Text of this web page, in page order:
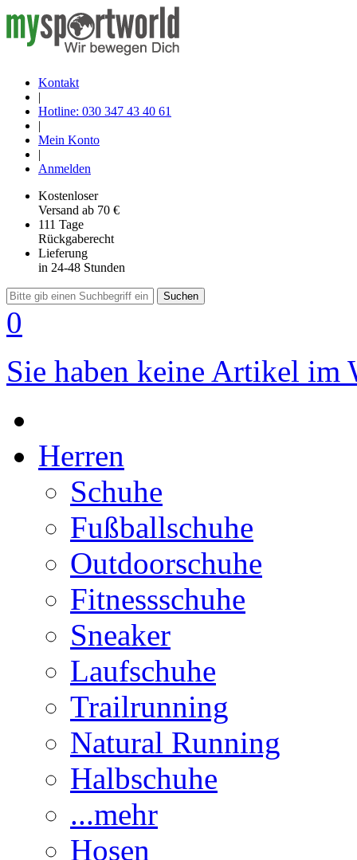
Kontakt
|
Hotline: 030 347 43 40 61
|
Mein Konto
|
Anmelden
Kostenloser
Versand ab 70 €
111 Tage
Rückgaberecht
Lieferung
in 24-48 Stunden
Suchen
0
Sie haben keine Artikel im
Herren
Schuhe
Fußballschuhe
Outdoorschuhe
Fitnessschuhe
Sneaker
Laufschuhe
Trailrunning
Natural Running
Halbschuhe
...mehr
Hosen